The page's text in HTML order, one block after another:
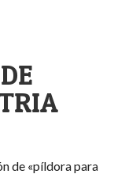
de «píldora para